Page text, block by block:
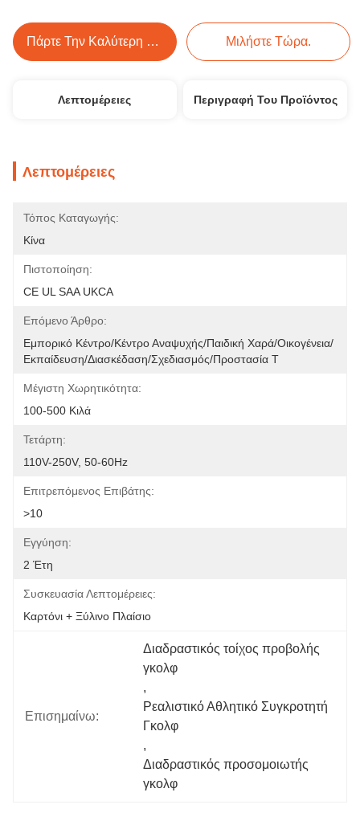
Πάρτε Την Καλύτερη Τιμή Μιλήστε Τώρα.
Λεπτομέρειες Περιγραφή Του Προϊόντος
Λεπτομέρειες
Τόπος Καταγωγής:
Κίνα
Πιστοποίηση:
CE UL SAA UKCA
Επόμενο Άρθρο:
Εμπορικό Κέντρο/κέντρο Αναψυχής/παιδική Χαρά/οικογένεια/
Εκπαίδευση/διασκέδαση/σχεδιασμός/προστασία Τ
Μέγιστη Χωρητικότητα:
100-500 Κιλά
Τετάρτη:
110V-250V, 50-60Hz
Επιτρεπόμενος Επιβάτης:
>10
Εγγύηση:
2 Έτη
Συσκευασία Λεπτομέρειες:
Καρτόνι + Ξύλινο Πλαίσιο
Επισημαίνω:
Διαδραστικός τοίχος προβολής
γκολφ
,
Ρεαλιστικό Αθλητικό Συγκροτητή
Γκολφ
,
Διαδραστικός προσομοιωτής
γκολφ